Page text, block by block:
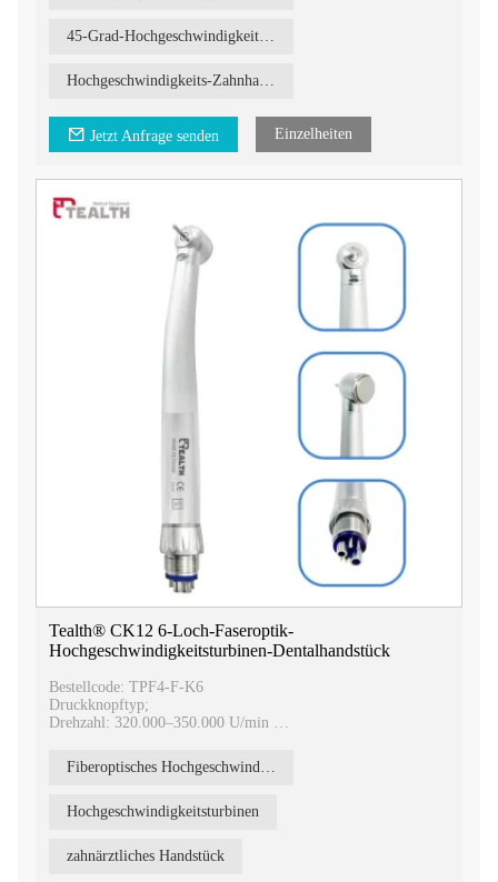
Jetzt Anfrage senden Einzelheiten
Tealth® CK12 6-Loch-Faseroptik-
Hochgeschwindigkeitsturbinen-Dentalhandstück
Bestellcode: TPF4-F-K6
Druckknopftyp;
Drehzahl: 320.000–350.000 U/min
Sterilisationstemperatur: 135 °C
Anwendbarer Bohrer: Φ1,59–1,60 mm
Hochgeschwindigkeitsturbinen
zahnärztliches Handstück